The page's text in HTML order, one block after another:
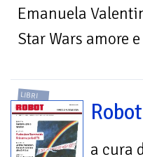
Emanuela
Star Wars amore
LIBRI
a cura